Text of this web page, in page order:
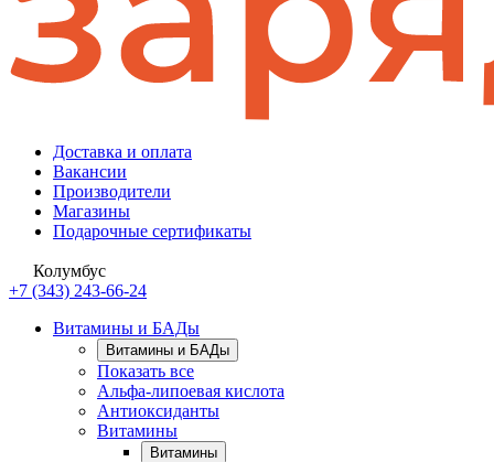
Доставка и оплата
Вакансии
Производители
Магазины
Подарочные сертификаты
Колумбус
+7 (343) 243-66-24
Витамины и БАДы
Витамины и БАДы
Показать все
Альфа-липоевая кислота
Антиоксиданты
Витамины
Витамины